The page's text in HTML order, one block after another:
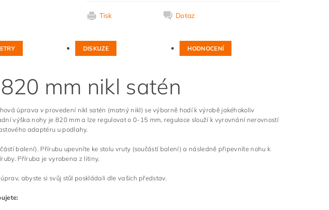
Tisk Dotaz
DISKUZE HODNOCENÍ
mm nikl satén
úprava v provedení nikl satén (matný nikl) se výborně hodí k výrobě jakéhokoliv
výška nohy je 820 mm a lze regulovat o 0-15 mm, regulace slouží k vyrovnání nerovností
adaptéru u podlahy.
balení). Přírubu upevníte ke stolu vruty (součástí balení) a následně připevníte nohu k
Příruba je vyrobena z litiny.
abyste si svůj stůl poskládali dle vašich představ.